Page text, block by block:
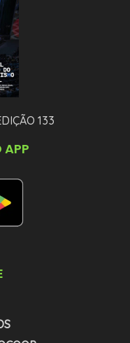
133
APP